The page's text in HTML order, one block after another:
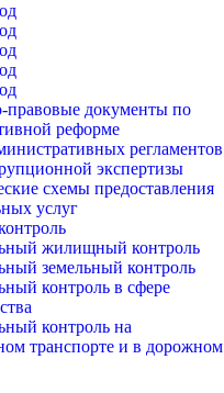
правовые документы по
реформе
регламентов
экспертизы
схемы предоставления
услуг
жилищный контроль
земельный контроль
контроль в сфере
контроль на
транспорте и в дорожном